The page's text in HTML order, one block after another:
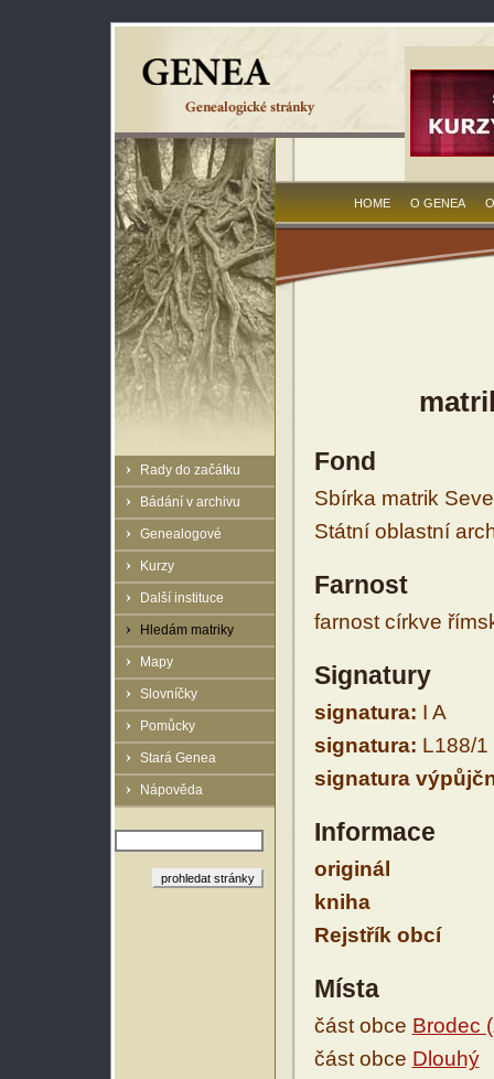
Rady do začátku
Bádání v archivu
Genealogové
Kurzy
Další instituce
Hledám matriky
Mapy
Slovníčky
Pomůcky
Stará Genea
Nápověda
HOME O GENEA
Fond
Sbírka matrik
Státní oblastní
Farnost
farnost církve
Signatury
signatura: I A
signatura: L188/1
signatura
Informace
originál
kniha
Rejstřík obcí
Místa
část obce Brodec
část obce Dlouhý